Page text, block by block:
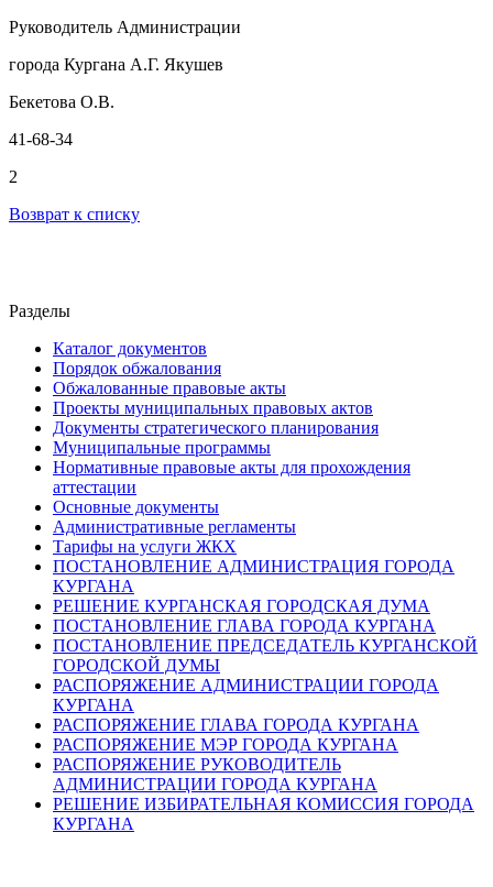
Руководитель Администрации
города Кургана А.Г. Якушев
Бекетова О.В.
41-68-34
2
Возврат к списку
Разделы
Каталог документов
Порядок обжалования
Обжалованные правовые акты
Проекты муниципальных правовых актов
Документы стратегического планирования
Муниципальные программы
Нормативные правовые акты для прохождения
аттестации
Основные документы
Административные регламенты
Тарифы на услуги ЖКХ
ПОСТАНОВЛЕНИЕ АДМИНИСТРАЦИЯ ГОРОДА
КУРГАНА
РЕШЕНИЕ КУРГАНСКАЯ ГОРОДСКАЯ ДУМА
ПОСТАНОВЛЕНИЕ ГЛАВА ГОРОДА КУРГАНА
ПОСТАНОВЛЕНИЕ ПРЕДСЕДАТЕЛЬ КУРГАНСКОЙ
ГОРОДСКОЙ ДУМЫ
РАСПОРЯЖЕНИЕ АДМИНИСТРАЦИИ ГОРОДА
КУРГАНА
РАСПОРЯЖЕНИЕ ГЛАВА ГОРОДА КУРГАНА
РАСПОРЯЖЕНИЕ МЭР ГОРОДА КУРГАНА
РАСПОРЯЖЕНИЕ РУКОВОДИТЕЛЬ
АДМИНИСТРАЦИИ ГОРОДА КУРГАНА
РЕШЕНИЕ ИЗБИРАТЕЛЬНАЯ КОМИССИЯ ГОРОДА
КУРГАНА